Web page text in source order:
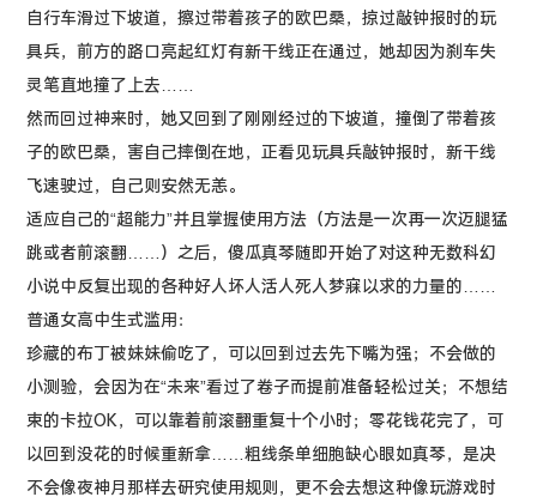
自行车滑过下坡道，擦过带着孩子的欧巴桑，掠过敲钟报时的玩
具兵，前方的路口亮起红灯有新干线正在通过，她却因为刹车失
灵笔直地撞了上去……
然而回过神来时，她又回到了刚刚经过的下坡道，撞倒了带着孩
子的欧巴桑，害自己摔倒在地，正看见玩具兵敲钟报时，新干线
飞速驶过，自己则安然无恙。
适应自己的“超能力”并且掌握使用方法（方法是一次再一次迈腿猛
跳或者前滚翻……）之后，傻瓜真琴随即开始了对这种无数科幻
小说中反复出现的各种好人坏人活人死人梦寐以求的力量的……
普通女高中生式滥用：
珍藏的布丁被妹妹偷吃了，可以回到过去先下嘴为强；不会做的
小测验，会因为在“未来”看过了卷子而提前准备轻松过关；不想结
束的卡拉OK，可以靠着前滚翻重复十个小时；零花钱花完了，可
以回到没花的时候重新拿……粗线条单细胞缺心眼如真琴，是决
不会像夜神月那样去研究使用规则，更不会去想这种像玩游戏时